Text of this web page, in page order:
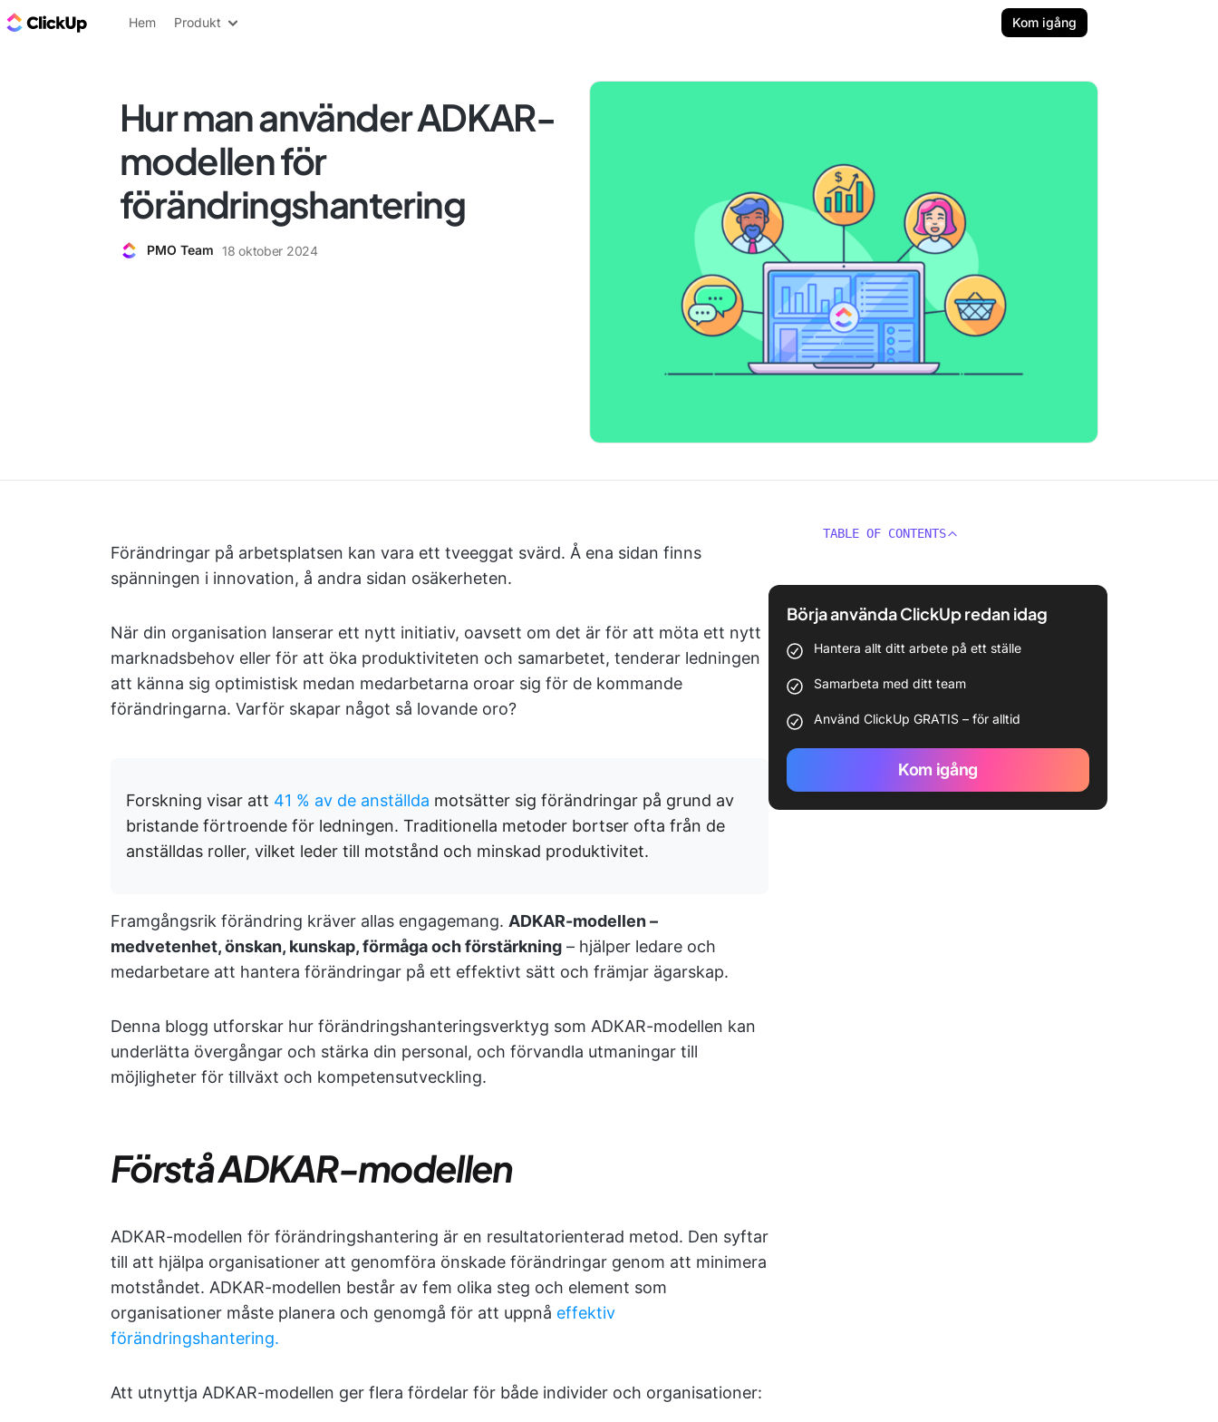
ClickUp-bloggen
Hem Produkt Kom igång
Hur man använder ADKAR-
modellen för
förändringshantering
PMO Team 18 oktober 2024
Förändringar på arbetsplatsen kan vara ett tveeggat svärd. Å ena sidan finns
spänningen i innovation, å andra sidan osäkerheten.
När din organisation lanserar ett nytt initiativ, oavsett om det är för att möta ett nytt
marknadsbehov eller för att öka produktiviteten och samarbetet, tenderar ledningen
att känna sig optimistisk medan medarbetarna oroar sig för de kommande
förändringarna. Varför skapar något så lovande oro?
Forskning visar att 41 % av de anställda motsätter sig förändringar på grund av
bristande förtroende för ledningen. Traditionella metoder bortser ofta från de
anställdas roller, vilket leder till motstånd och minskad produktivitet.
Framgångsrik förändring kräver allas engagemang. ADKAR-modellen –
medvetenhet, önskan, kunskap, förmåga och förstärkning – hjälper ledare och
medarbetare att hantera förändringar på ett effektivt sätt och främjar ägarskap.
Denna blogg utforskar hur förändringshanteringsverktyg som ADKAR-modellen kan
underlätta övergångar och stärka din personal, och förvandla utmaningar till
möjligheter för tillväxt och kompetensutveckling.
Förstå ADKAR-modellen
ADKAR-modellen för förändringshantering är en resultatorienterad metod. Den syftar
till att hjälpa organisationer att genomföra önskade förändringar genom att minimera
motståndet. ADKAR-modellen består av fem olika steg och element som
organisationer måste planera och genomgå för att uppnå effektiv
förändringshantering.
Att utnyttja ADKAR-modellen ger flera fördelar för både individer och organisationer:
TABLE OF CONTENTS
Börja använda ClickUp redan idag
Hantera allt ditt arbete på ett ställe
Samarbeta med ditt team
Använd ClickUp GRATIS – för alltid
Kom igång